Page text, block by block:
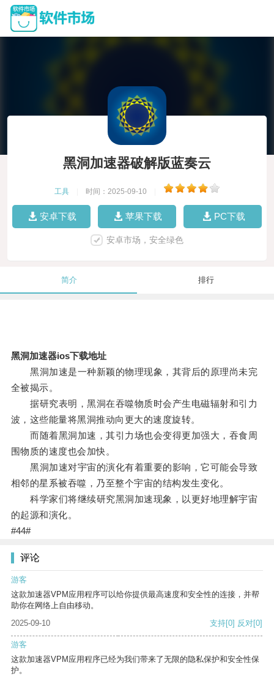
黑洞加速器破解版蓝奏云
工具 时间：2025-09-10
安卓下载 苹果下载 PC下载
安卓市场，安全绿色
简介 排行
黑洞加速器ios下载地址
黑洞加速是一种新颖的物理现象，其背后的原理尚未完
全被揭示。
据研究表明，黑洞在吞噬物质时会产生电磁辐射和引力
波，这些能量将黑洞推动向更大的速度旋转。
而随着黑洞加速，其引力场也会变得更加强大，吞食周
围物质的速度也会加快。
黑洞加速对宇宙的演化有着重要的影响，它可能会导致
相邻的星系被吞噬，乃至整个宇宙的结构发生变化。
科学家们将继续研究黑洞加速现象，以更好地理解宇宙
的起源和演化。
#44#
评论
游客
这款加速器VPM应用程序可以给你提供最高速度和安全性的连接，并帮
助你在网络上自由移动。
2025-09-10
支持[0] 反对[0]
游客
这款加速器VPM应用程序已经为我们带来了无限的隐私保护和安全性保
护。